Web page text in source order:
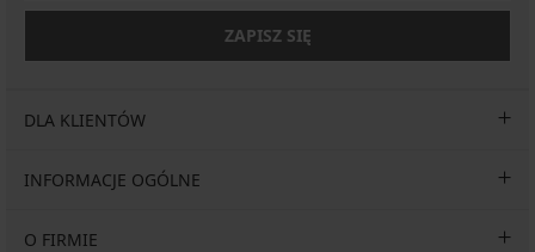
ZAPISZ SIĘ
DLA KLIENTÓW
INFORMACJE OGÓLNE
O FIRMIE